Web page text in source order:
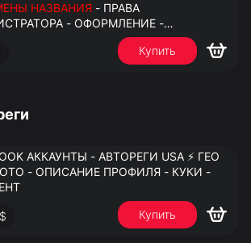
НАЗВАНИЯ - ПРАВА
- ОФОРМЛЕНИЕ -
ИНФОРМАЦИЯ - ПОД ВСЕ ГЕО
Купить
АККАУНТЫ - АВТОРЕГИ USA ⚡️ ГЕО
- ОПИСАНИЕ ПРОФИЛЯ - КУКИ -
$ Купить